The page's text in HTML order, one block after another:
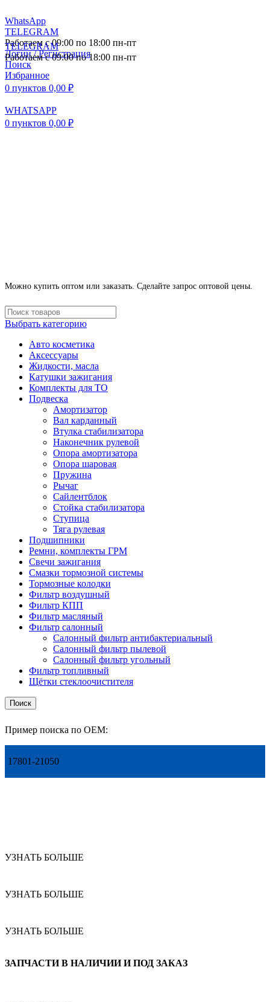
WhatsApp
TELEGRAM
Работаем с 09:00 по 18:00 пн-пт
Логин / Регистрация
Поиск
Избранное
0 пунктов 0,00 ₽
WHATSAPP
0 пунктов 0,00 ₽
TELEGRAM
Работаем с 09:00 по 18:00 пн-пт
Можно купить оптом или заказать. Сделайте запрос оптовой цены.
Выбрать категорию
Авто косметика
Аксессуары
Жидкости, масла
Катушки зажигания
Комплекты для ТО
Подвеска
Амортизатор
Вал карданный
Втулка стабилизатора
Наконечник рулевой
Опора амортизатора
Опора шаровая
Пружина
Рычаг
Сайлентблок
Стойка стабилизатора
Ступица
Тяга рулевая
Подшипники
Ремни, комплекты ГРМ
Свечи зажигания
Смазки тормозной системы
Тормозные колодки
Фильтр воздушный
Фильтр КПП
Фильтр масляный
Фильтр салонный
Салонный фильтр антибактериальный
Салонный фильтр пылевой
Салонный фильтр угольный
Фильтр топливный
Щётки стеклоочистителя
Поиск
Пример поиска по OEM:
17801-21050
УЗНАТЬ БОЛЬШЕ
УЗНАТЬ БОЛЬШЕ
УЗНАТЬ БОЛЬШЕ
ЗАПЧАСТИ В НАЛИЧИИ И ПОД ЗАКАЗ